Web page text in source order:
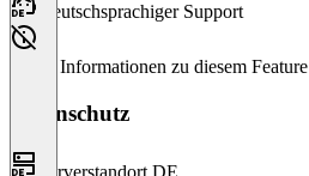
Deutschsprachiger Support
Keine Informationen zu diesem Feature
Datenschutz
Serverstandort DE